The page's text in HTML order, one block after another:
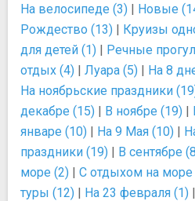
На велосипеде (3) | Новые
Рождество (13) | Круизы
для детей (1) | Речные
отдых (4) | Луара (5) | На 8
На ноябрьские праздники
декабре (15) | В ноябре (19) |
январе (10) | На 9 Мая (10) |
праздники (19) | В сентябре
море (2) | С отдыхом на море
туры (12) | На 23 февраля (1) |